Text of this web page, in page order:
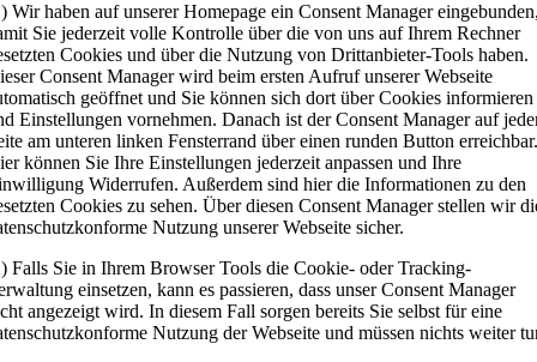
Wir haben auf unserer Homepage ein Consent Manager
Sie jederzeit volle Kontrolle über die von uns auf Ihrem Rechner
Cookies und über die Nutzung von Drittanbieter-Tools haben.
Consent Manager wird beim ersten Aufruf unserer Webseite
geöffnet und Sie können sich dort über Cookies informieren
Einstellungen vornehmen. Danach ist der Consent Manager auf
am unteren linken Fensterrand über einen runden Button erreichbar.
können Sie Ihre Einstellungen jederzeit anpassen und Ihre
Widerrufen. Außerdem sind hier die Informationen zu den
Cookies zu sehen. Über diesen Consent Manager stellen wir
Nutzung unserer Webseite sicher.
Falls Sie in Ihrem Browser Tools die Cookie- oder Tracking-
einsetzen, kann es passieren, dass unser Consent Manager
angezeigt wird. In diesem Fall sorgen bereits Sie selbst für eine
Nutzung der Webseite und müssen nichts weiter